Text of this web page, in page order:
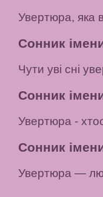
Увертюра, яка
Сонник
Чути уві сні
Сонник
Увертюра-
Сонник
Увертюра—